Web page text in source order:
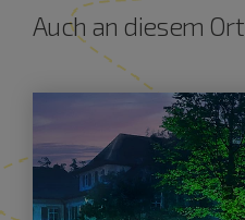
Auch an diesem Ort